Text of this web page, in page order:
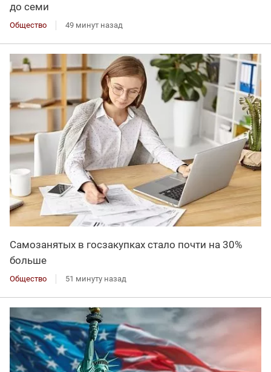
до семи
Общество 49 минут назад
Самозанятых в госзакупках стало почти на 30%
больше
Общество 51 минуту назад